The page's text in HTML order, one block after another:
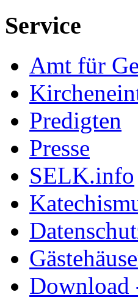
Service
Amt für
Predigten
Presse
SELK.info
Download